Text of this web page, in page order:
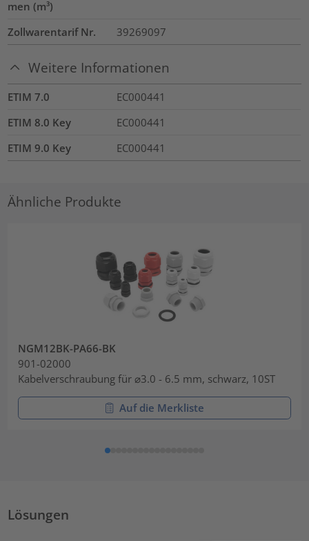
men (m³)
Zollwarentarif Nr.
39269097
Weitere Informationen
ETIM 7.0
EC000441
ETIM 8.0 Key
EC000441
ETIM 9.0 Key
EC000441
Ähnliche Produkte
NGM12BK-PA66-BK
901-02000
Kabelverschraubung für ⌀3.0 - 6.5 mm, schwarz, 10ST
Auf die Merkliste
Lösungen